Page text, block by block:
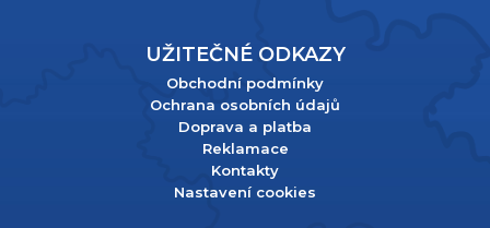
UŽITEČNÉ ODKAZY
Obchodní podmínky
Ochrana osobních údajů
Doprava a platba
Reklamace
Kontakty
Nastavení cookies